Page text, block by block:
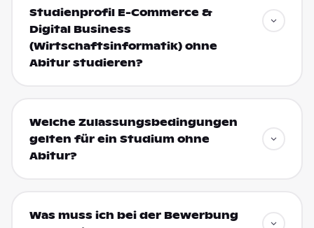
Studienprofil E-Commerce &
Digital Business
(Wirtschaftsinformatik) ohne
Abitur studieren?
Welche Zulassungsbedingungen
gelten für ein Studium ohne
Abitur?
Was muss ich bei der Bewerbung